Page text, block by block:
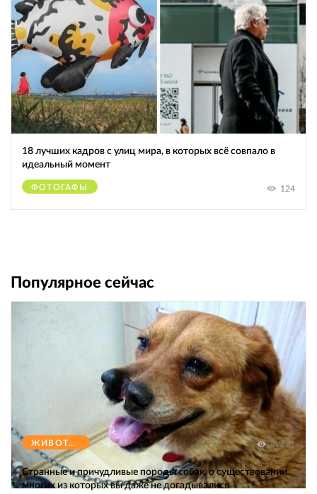
18 лучших кадров с улиц мира, в которых всё совпало в
идеальный момент
ФОТОГАФЫ 124
Популярное сейчас
ЖИВОТНЫЕ 47571
Странные и причудливые породы собак, о существовании
многих из которых вы даже не догадывались